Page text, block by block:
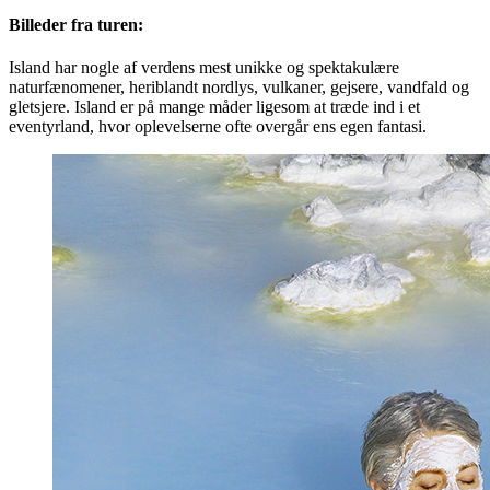
Billeder fra turen:
Island har nogle af verdens mest unikke og spektakulære
naturfænomener, heriblandt nordlys, vulkaner, gejsere, vandfald og
gletsjere. Island er på mange måder ligesom at træde ind i et
eventyrland, hvor oplevelserne ofte overgår ens egen fantasi.